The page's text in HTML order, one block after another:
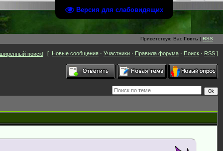
Версия для слабовидящих
Приветствую Вас Гость | RSS
поиск] [ Новые сообщения · Участники · Правила форума · Поиск · RSS ]